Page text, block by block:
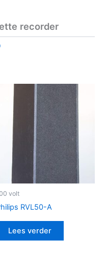
recorder
volt
RVL50-A
Lees verder